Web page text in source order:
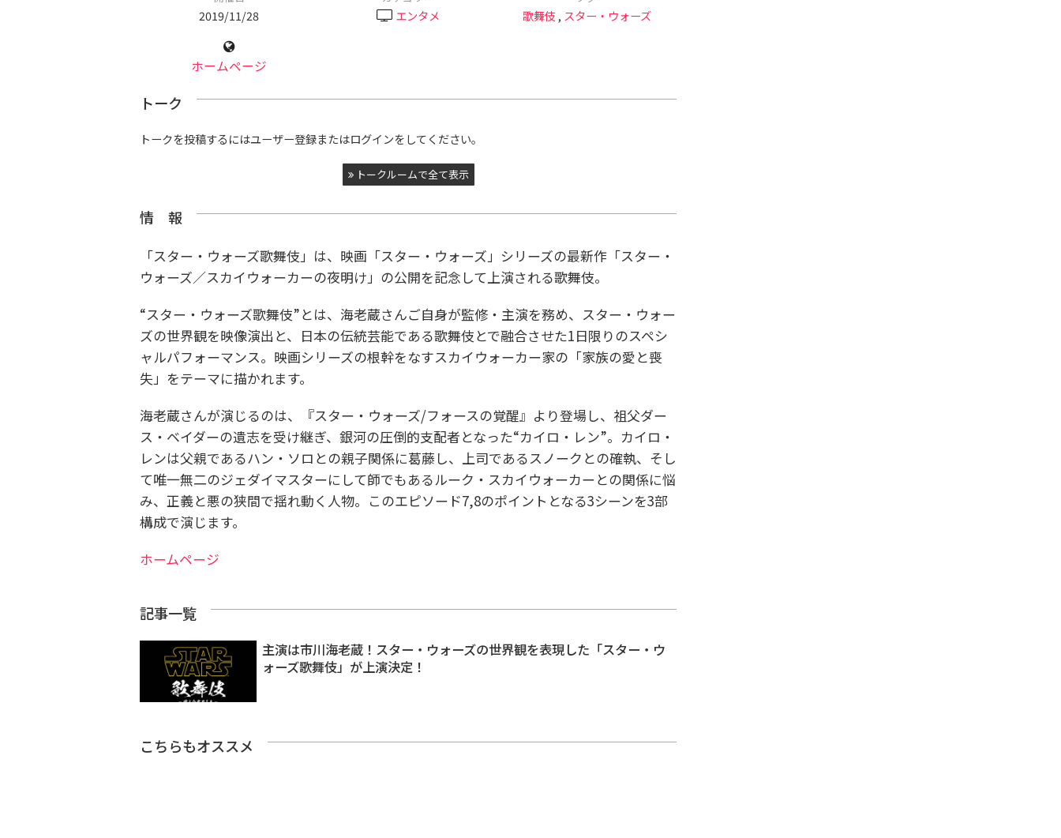
2019/11/28 エンタメ 歌舞伎, スター・ウォーズ
ホームページ
トーク
トークを投稿するにはユーザー登録またはログインをしてください。
トークルームで全て表示
情 報
「スター・ウォーズ歌舞伎」は、映画「スター・ウォーズ」シリーズの最新作「スター・
ウォーズ／スカイウォーカーの夜明け」の公開を記念して上演される歌舞伎。
“スター・ウォーズ歌舞伎”とは、海老蔵さんご自身が監修・主演を務め、スター・ウォー
ズの世界観を映像演出と、日本の伝統芸能である歌舞伎とで融合させた1日限りのスペシ
ャルパフォーマンス。映画シリーズの根幹をなすスカイウォーカー家の「家族の愛と喪
失」をテーマに描かれます。
海老蔵さんが演じるのは、『スター・ウォーズ/フォースの覚醒』より登場し、祖父ダー
ス・ベイダーの遺志を受け継ぎ、銀河の圧倒的支配者となった“カイロ・レン”。カイロ・
レンは父親であるハン・ソロとの親子関係に葛藤し、上司であるスノークとの確執、そし
て唯一無二のジェダイマスターにして師でもあるルーク・スカイウォーカーとの関係に悩
み、正義と悪の狭間で揺れ動く人物。このエピソード7,8のポイントとなる3シーンを3部
構成で演じます。
ホームページ
記事一覧
主演は市川海老蔵！スター・ウォーズの世界観を表現した「スター・ウ
ォーズ歌舞伎」が上演決定！
こちらもオススメ